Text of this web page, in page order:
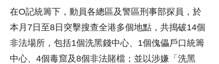
在O記統籌下，動員各總區及警區刑事部探員，於
本月7日至8日突擊搜查全港多個地點，共搗破14個
非法場所，包括1個洗黑錢中心、1個傀儡戶口統籌
中心、4個毒窟及8個非法賭檔；並以涉嫌「洗黑